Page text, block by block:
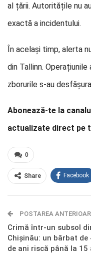
al țării. Autoritățile nu
exactă a incidentului.
În același timp, alerta
din Tallinn.
zborurile s-au
Abonează-te la
actualizate direct pe
0
Share Facebook
Telegram OK.ru
POSTAREA
Crimă într-un subsol
Chișinău: un bărbat de
de ani riscă până la 15